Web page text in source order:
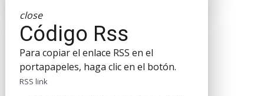
close
Código Rss
Para copiar el enlace RSS en el
portapapeles, haga clic en el botón.
RSS link